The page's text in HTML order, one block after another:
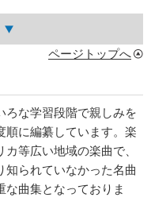
ページトップへ
ろな学習段階で親しみを
順に編纂しています。楽
等広い地域の楽曲で、
知られていなかった名曲
な曲集となっておりま